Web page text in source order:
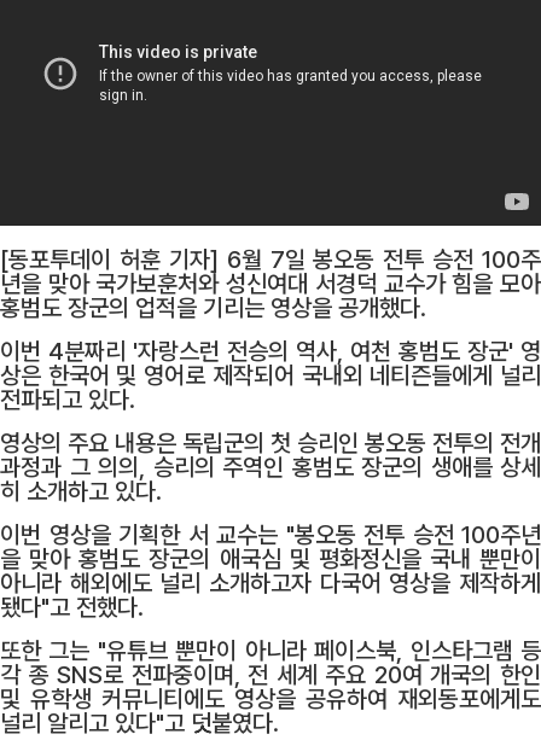
[동포투데이 허훈 기자] 6월 7일 봉오동 전투 승전 100주
년을 맞아 국가보훈처와 성신여대 서경덕 교수가 힘을 모아
홍범도 장군의 업적을 기리는 영상을 공개했다.
이번 4분짜리 '자랑스런 전승의 역사, 여천 홍범도 장군' 영
상은 한국어 및 영어로 제작되어 국내외 네티즌들에게 널리
전파되고 있다.
영상의 주요 내용은 독립군의 첫 승리인 봉오동 전투의 전개
과정과 그 의의, 승리의 주역인 홍범도 장군의 생애를 상세
히 소개하고 있다.
이번 영상을 기획한 서 교수는 "봉오동 전투 승전 100주년
을 맞아 홍범도 장군의 애국심 및 평화정신을 국내 뿐만이
아니라 해외에도 널리 소개하고자 다국어 영상을 제작하게
됐다"고 전했다.
또한 그는 "유튜브 뿐만이 아니라 페이스북, 인스타그램 등
각 종 SNS로 전파중이며, 전 세계 주요 20여 개국의 한인
및 유학생 커뮤니티에도 영상을 공유하여 재외동포에게도
널리 알리고 있다"고 덧붙였다.